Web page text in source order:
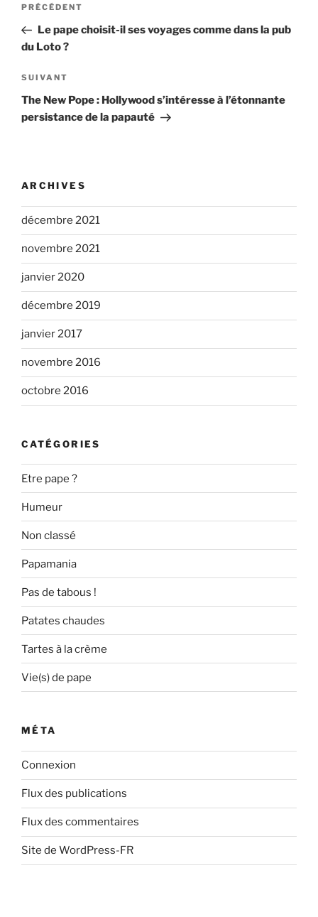
l’article
Article
précédent
PRÉCÉDENT
Le pape choisit-il ses voyages comme dans la pub
du Loto ?
Article
suivant
SUIVANT
The New Pope : Hollywood s’intéresse à l’étonnante
persistance de la papauté
ARCHIVES
décembre 2021
novembre 2021
janvier 2020
décembre 2019
janvier 2017
novembre 2016
octobre 2016
CATÉGORIES
Etre pape ?
Humeur
Non classé
Papamania
Pas de tabous !
Patates chaudes
Tartes à la crème
Vie(s) de pape
MÉTA
Connexion
Flux des publications
Flux des commentaires
Site de WordPress-FR